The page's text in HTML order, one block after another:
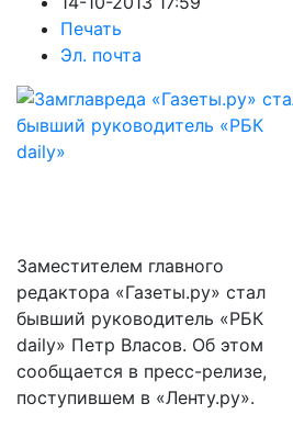
Печать
Эл. почта
Заместителем главного
редактора «Газеты.ру» стал
бывший руководитель «РБК
daily» Петр Власов. Об этом
сообщается в пресс-релизе,
поступившем в «Ленту.ру».